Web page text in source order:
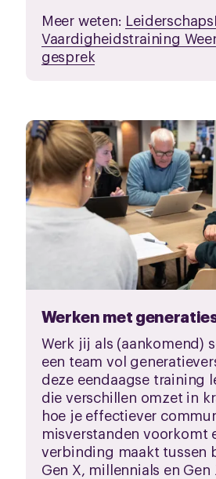
Meer weten:
Vaardigheidstraining
gesprek
Werken met
Werk jij als (aankomend)
een team vol
deze eendaagse training
die verschillen omzet in
hoe je effectiever
misverstanden voorkomt
verbinding maakt tussen
Gen X, millennials en Gen